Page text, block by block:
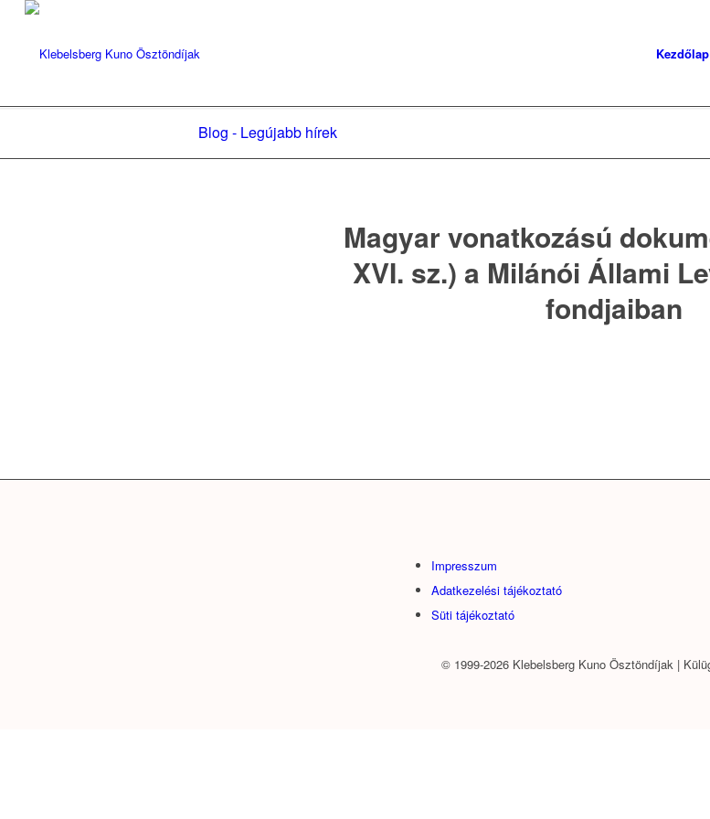
Kezdőlap
Blog - Legújabb hírek
Magyar vonatkozású
XVI. sz.) a Milánói Állami
fondjaiban
Impresszum
Adatkezelési tájékoztató
Süti tájékoztató
© 1999-2026 Klebelsberg Kuno Ösztöndíjak |